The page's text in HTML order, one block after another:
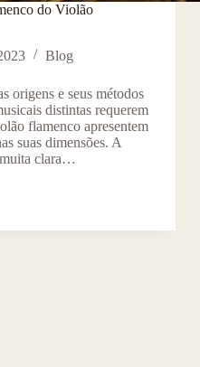
do Violão
Blog
origens e seus métodos
distintas requerem
flamenco apresentem
suas dimensões. A
clara…